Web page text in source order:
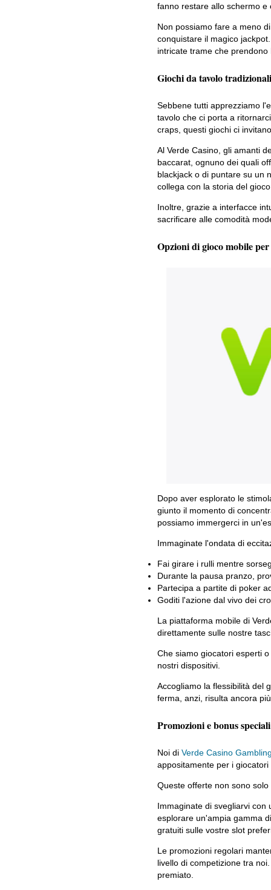
fanno restare allo schermo e
Non possiamo fare a meno
conquistare il magico
intricate trame che
Giochi da tavolo
Sebbene tutti apprezziamo
tavolo che ci porta a
craps, questi giochi ci
Al Verde Casino, gli amanti
baccarat, ognuno dei quali
blackjack o di puntare su un
collega con la storia del
Inoltre, grazie a interfacce
sacrificare alle comodità
Opzioni di gioco mobile
Dopo aver esplorato le
giunto il momento di
possiamo immergerci in
Immaginate l'ondata di
Fai girare i rulli mentre
Durante la pausa pranzo,
Partecipa a partite di poker
Goditi l'azione dal vivo dei
La piattaforma mobile di
direttamente sulle nostre
Che siamo giocatori esperti
nostri dispositivi.
Accogliamo la flessibilità del
ferma, anzi, risulta ancora
Promozioni e bonus
Noi di Verde Casino
appositamente per i
Queste offerte non sono
Immaginate di svegliarvi con
esplorare un'ampia gamma
gratuiti sulle vostre slot
Le promozioni regolari
livello di competizione tra
premiato.